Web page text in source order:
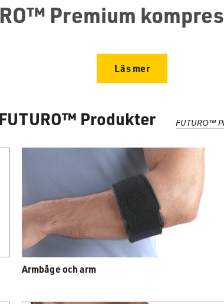
Premium
Läs mer
Produkter FUTURO™
Armbåge och arm